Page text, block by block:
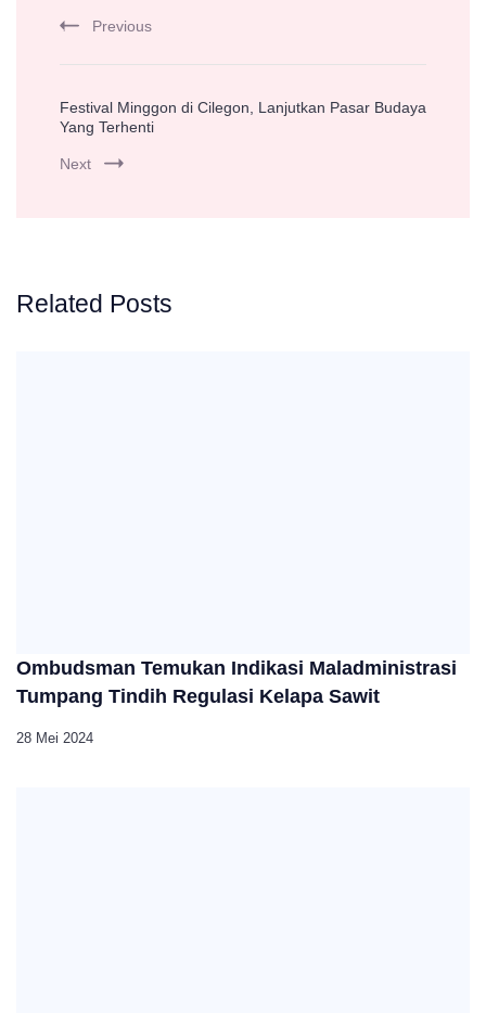
Previous
Festival Minggon di Cilegon, Lanjutkan Pasar Budaya
Yang Terhenti
Next
Related Posts
Ombudsman Temukan Indikasi Maladministrasi
Tumpang Tindih Regulasi Kelapa Sawit
28 Mei 2024